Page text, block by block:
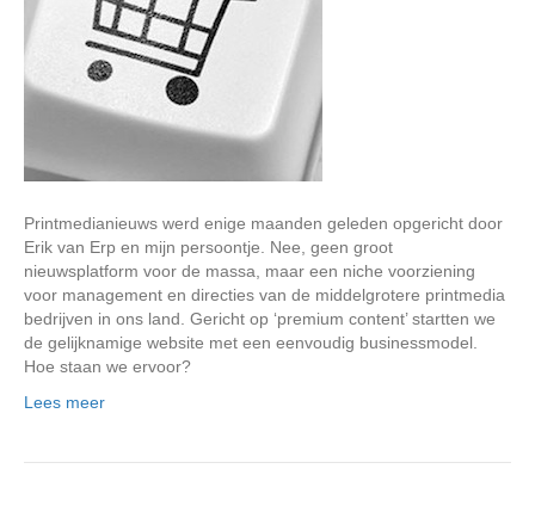
Printmedianieuws werd enige maanden geleden opgericht door
Erik van Erp en mijn persoontje. Nee, geen groot
nieuwsplatform voor de massa, maar een niche voorziening
voor management en directies van de middelgrotere printmedia
bedrijven in ons land. Gericht op ‘premium content’ startten we
de gelijknamige website met een eenvoudig businessmodel.
Hoe staan we ervoor?
Lees meer